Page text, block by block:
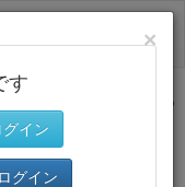
サイトトップに戻る
ドでき、快適な動画
×
す
イン
グイン